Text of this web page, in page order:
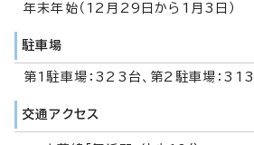
年末年始（12月29日から1月3日）
駐車場
第1駐車場：323台、第2駐車場：
交通アクセス